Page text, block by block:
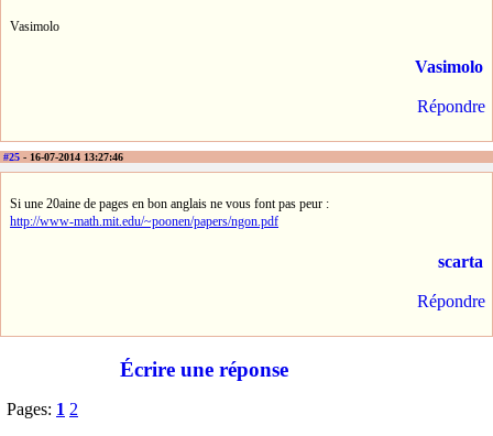
Vasimolo
Vasimolo
Répondre
#25 - 16-07-2014 13:27:46
Si une 20aine de pages en bon anglais ne vous font pas peur :
http://www-math.mit.edu/~poonen/papers/ngon.pdf
scarta
Répondre
Écrire une réponse
Pages: 1 2